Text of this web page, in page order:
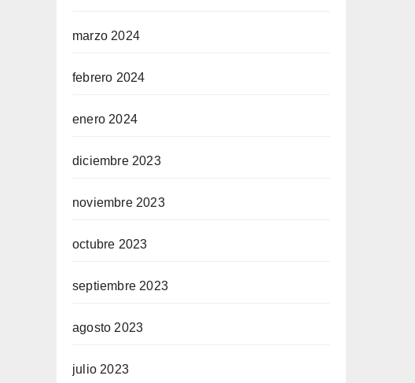
marzo 2024
febrero 2024
enero 2024
diciembre 2023
noviembre 2023
octubre 2023
septiembre 2023
agosto 2023
julio 2023